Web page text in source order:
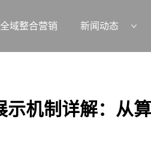
全域整合营销 新闻动态
示机制详解：从